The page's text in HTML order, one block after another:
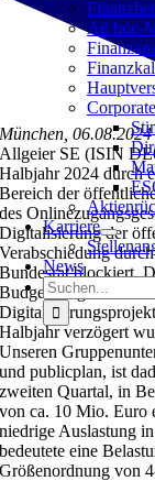
Ad hoc-
Karriere
News
Suche
nach:
München, 06.08.2024
Allgeier SE (ISIN
Halbjahr 2024 durch
Bereich der
des
Digitalisierung der
Verabschiedung
Bundesrat blockiert.
Budget
Halbjahr verzögert
Unseren
und publicplan, ist
zweiten Quartal, in
von ca. 10 Mio. Euro
niedrige Auslastung
bedeutete eine
Größenordnung von